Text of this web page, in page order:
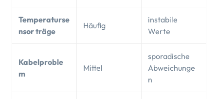
Temperaturse
nsor träge
Häufig
instabile
Werte
Kabelproble
m
Mittel
sporadische
Abweichunge
n